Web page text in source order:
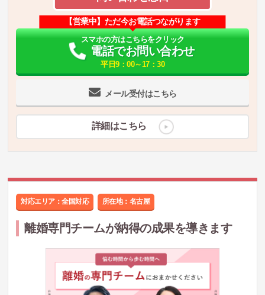
メール受付はこちら
【営業中】ただ今お電話つながります
スマホの方はこちらをクリック
電話でお問い合わせ
平日9：00～17：30
詳細はこちら
対応エリア：全国対応 所在地： 名古屋
離婚専門チームが納得の成果を導きます